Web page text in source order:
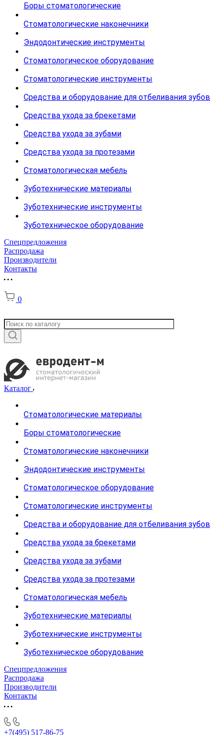
Боры стоматологические
Стоматологические наконечники
Эндодонтические инструменты
Стоматологическое оборудование
Стоматологические инструменты
Средства и оборудование для отбеливания зубов
Средства ухода за брекетами
Средства ухода за зубами
Средства ухода за протезами
Стоматологическая мебель
Зуботехнические материалы
Зуботехнические инструменты
Зуботехническое оборудование
Спецпредложения
Распродажа
Производители
Контакты
0
Каталог
Стоматологические материалы
Боры стоматологические
Стоматологические наконечники
Эндодонтические инструменты
Стоматологическое оборудование
Стоматологические инструменты
Средства и оборудование для отбеливания зубов
Средства ухода за брекетами
Средства ухода за зубами
Средства ухода за протезами
Стоматологическая мебель
Зуботехнические материалы
Зуботехнические инструменты
Зуботехническое оборудование
Спецпредложения
Распродажа
Производители
Контакты
+7(495) 517-86-75